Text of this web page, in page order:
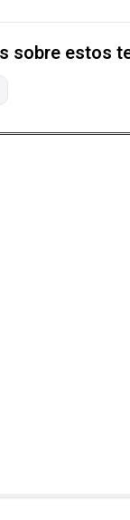
sobre estos